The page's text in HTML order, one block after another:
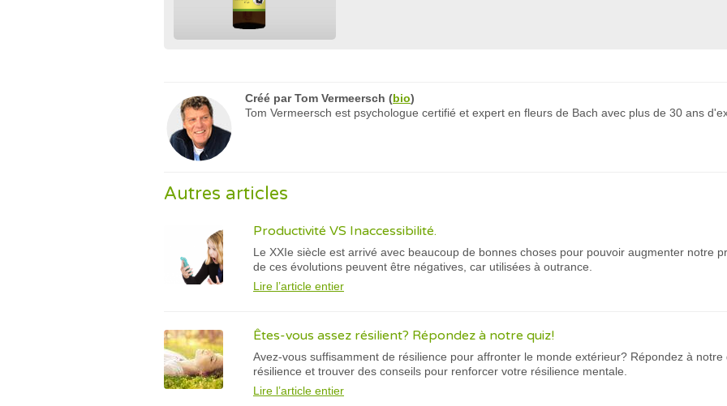
Créé parTom Vermeersch (bio)
Tom Vermeersch est psychologue certifié et expert en fleurs de Bach avec plus de 30 ans
Autres articles
Productivité VS Inaccessibilité.
Le XXIe siècle est arrivé avec beaucoup de bonnes choses pour pouvoir augmenter notre
de ces évolutions peuvent être négatives, car utilisées à outrance.
Lire l’article entier
Êtes-vous assez résilient? Répondez à notre quiz!
Avez-vous suffisamment de résilience pour affronter le monde extérieur? Répondez à
résilience et trouver des conseils pour renforcer votre résilience mentale.
Lire l’article entier